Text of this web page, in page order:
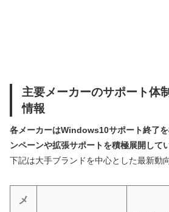
主要メーカーのサポート体
情報
各メーカーはWindows10サポート終了
ンペーンや拡張サポートを積極展開して
下記は大手ブランドを中心とした最新動
メ